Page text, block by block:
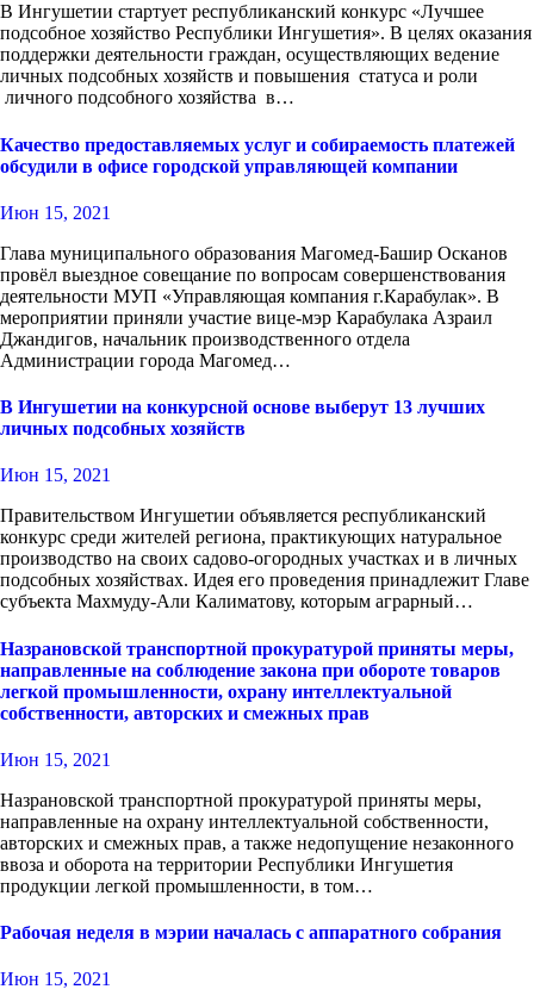
В Ингушетии стартует республиканский конкурс «Лучшее
подсобное хозяйство Республики Ингушетия». В целях оказания
поддержки деятельности граждан, осуществляющих ведение
личных подсобных хозяйств и повышения статуса и роли
личного подсобного хозяйства в…
Качество предоставляемых услуг и собираемость платежей
обсудили в офисе городской управляющей компании
Июн 15, 2021
Глава муниципального образования Магомед-Башир Осканов
провёл выездное совещание по вопросам совершенствования
деятельности МУП «Управляющая компания г.Карабулак». В
мероприятии приняли участие вице-мэр Карабулака Азраил
Джандигов, начальник производственного отдела
Администрации города Магомед…
В Ингушетии на конкурсной основе выберут 13 лучших
личных подсобных хозяйств
Июн 15, 2021
Правительством Ингушетии объявляется республиканский
конкурс среди жителей региона, практикующих натуральное
производство на своих садово-огородных участках и в личных
подсобных хозяйствах. Идея его проведения принадлежит Главе
субъекта Махмуду-Али Калиматову, которым аграрный…
Назрановской транспортной прокуратурой приняты меры,
направленные на соблюдение закона при обороте товаров
легкой промышленности, охрану интеллектуальной
собственности, авторских и смежных прав
Июн 15, 2021
Назрановской транспортной прокуратурой приняты меры,
направленные на охрану интеллектуальной собственности,
авторских и смежных прав, а также недопущение незаконного
ввоза и оборота на территории Республики Ингушетия
продукции легкой промышленности, в том…
Рабочая неделя в мэрии началась с аппаратного собрания
Июн 15, 2021